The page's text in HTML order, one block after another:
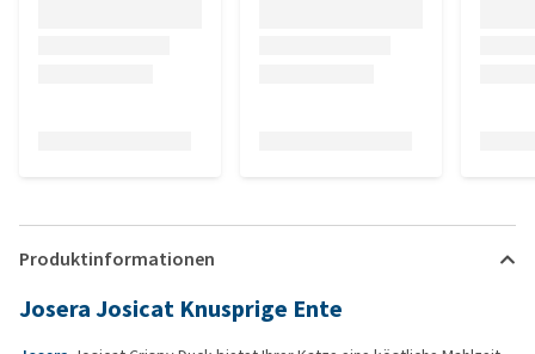
Produktinformationen
Josera Josicat Knusprige Ente